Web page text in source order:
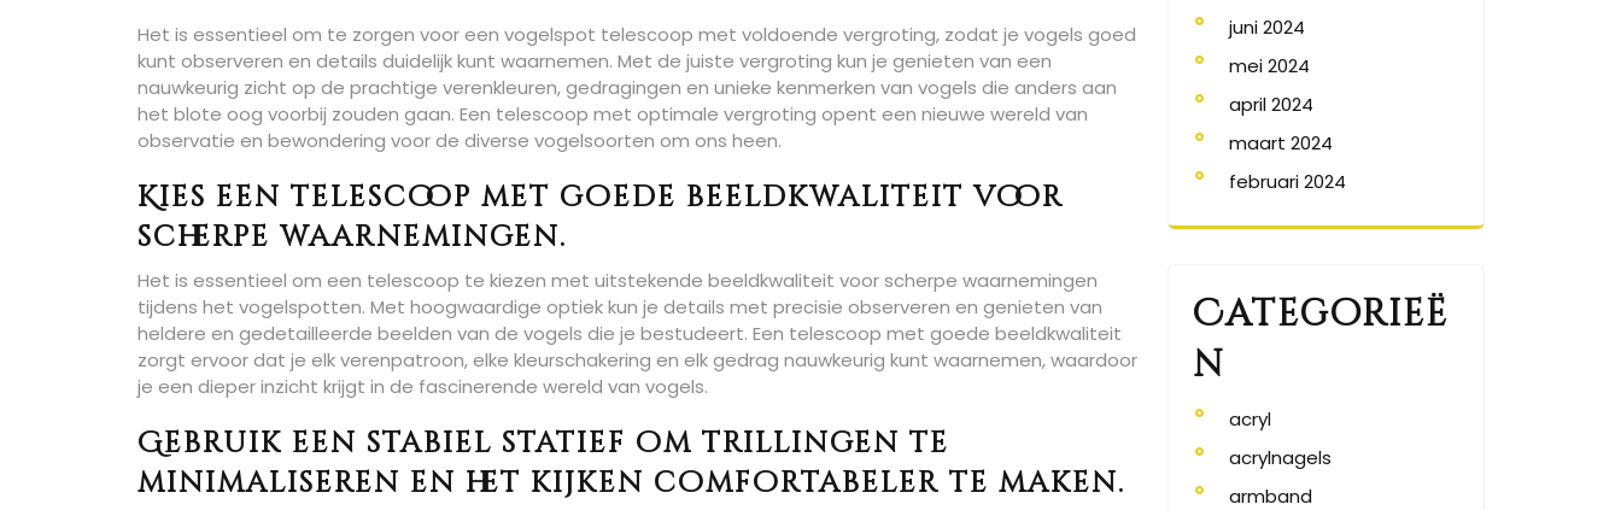
Het is essentieel om te zorgen voor een vogelspot telescoop met voldoende vergroting, zodat je vogels goed
kunt observeren en details duidelijk kunt waarnemen. Met de juiste vergroting kun je genieten van een
nauwkeurig zicht op de prachtige verenkleuren, gedragingen en unieke kenmerken van vogels die anders aan
het blote oog voorbij zouden gaan. Een telescoop met optimale vergroting opent een nieuwe wereld van
observatie en bewondering voor de diverse vogelsoorten om ons heen.
Kies een telescoop met goede beeldkwaliteit voor
scherpe waarnemingen.
Het is essentieel om een telescoop te kiezen met uitstekende beeldkwaliteit voor scherpe waarnemingen
tijdens het vogelspotten. Met hoogwaardige optiek kun je details met precisie observeren en genieten van
heldere en gedetailleerde beelden van de vogels die je bestudeert. Een telescoop met goede beeldkwaliteit
zorgt ervoor dat je elk verenpatroon, elke kleurschakering en elk gedrag nauwkeurig kunt waarnemen, waardoor
je een dieper inzicht krijgt in de fascinerende wereld van vogels.
Gebruik een stabiel statief om trillingen te
minimaliseren en het kijken comfortabeler te maken.
juni 2024
mei 2024
april 2024
maart 2024
februari 2024
Categorieë
n
acryl
acrylnagels
armband